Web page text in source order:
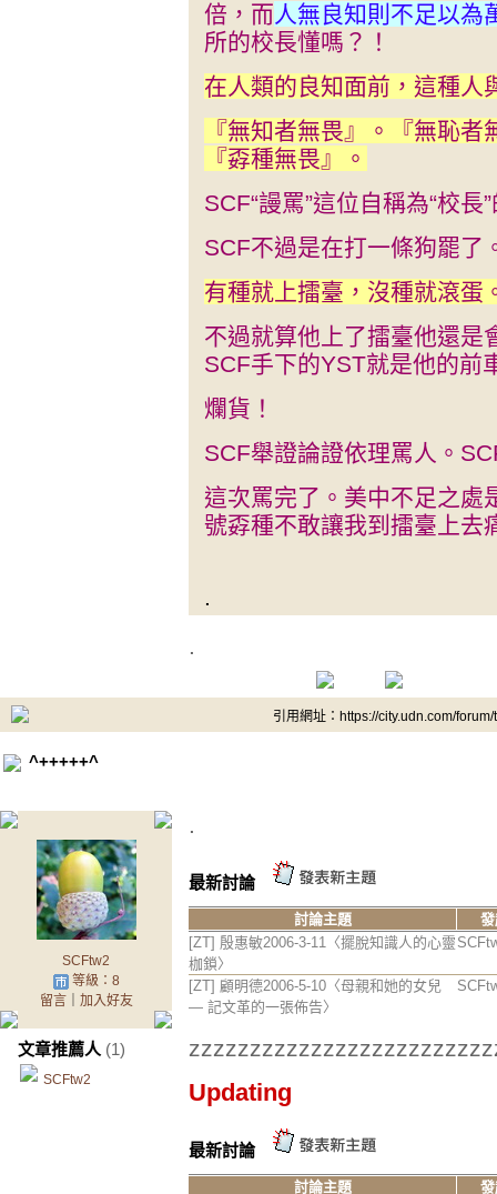
倍，而 人無良知則不足以為
所的校長懂嗎？！
在人類的良知面前，這種人
『無知者無畏』。『無恥
『孬種無畏』。
SCF“謾罵”這位自稱為“校長
SCF不過是在打一條狗罷了
有種就上擂臺，沒種就滾蛋
不過就算他上了擂臺他還是
SCF手下的YST就是他的前
爛貨！
SCF舉證論證依理罵人。
這次罵完了。美中不足之處
號孬種不敢讓我到擂臺上去
.
.
引用網址：https://city.udn.com/
^+++++^
SCFtw2
等級：8
留言｜ 加入好友
文章推薦人 (1)
SCFtw2
.
最新討論
討論主題
[ZT] 殷惠敏2006-3-11〈擺脫知識人的心靈
枷鎖〉
[ZT] 顧明德2006-5-10〈母親和她的女兒
— 記文革的一張佈告〉
Updating
最新討論
討論主題